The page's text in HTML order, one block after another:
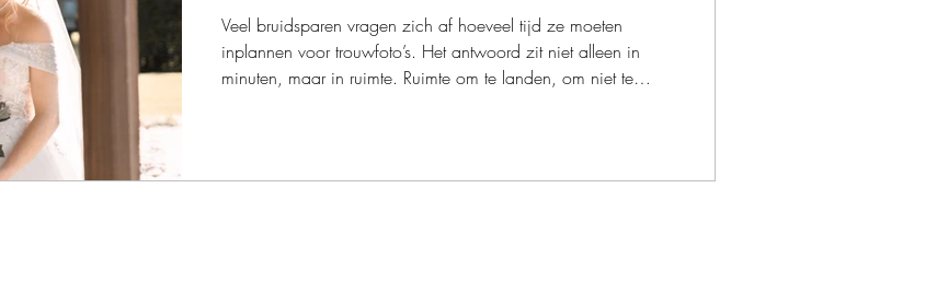
Veel bruidsparen vragen zich af hoeveel tijd ze moeten
inplannen voor trouwfoto’s. Het antwoord zit niet alleen in
minuten, maar in ruimte. Ruimte om te landen, om niet te
ontspannen planning het verschil maakt op je trouwdag.